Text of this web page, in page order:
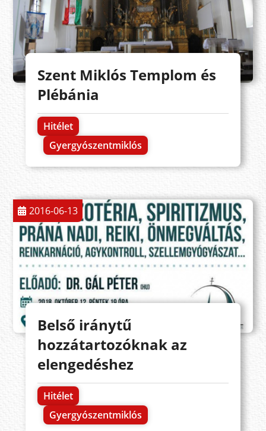
Szent Miklós Templom és
Plébánia
Hitélet
Gyergyószentmiklós
2016-06-13
Belső iránytű
hozzátartozóknak az
elengedéshez
Hitélet
Gyergyószentmiklós